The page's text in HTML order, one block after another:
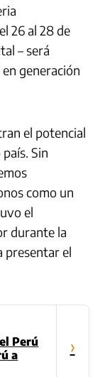
26 al 28 de
– será
generación
el potencial
Sin
como un
el
durante la
presentar el
Perú
a
›